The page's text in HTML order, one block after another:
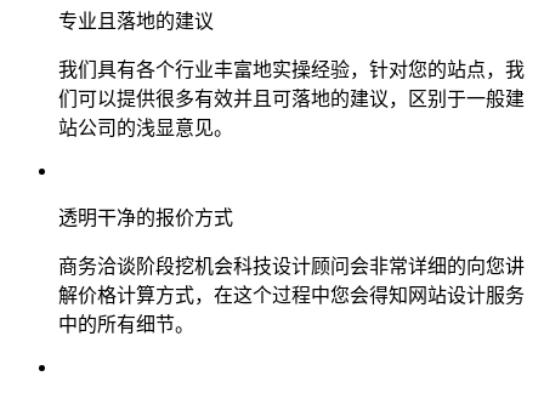
专业且落地的建议
我们具有各个行业丰富地实操经验，针对您的站点，我
们可以提供很多有效并且可落地的建议，区别于一般建
站公司的浅显意见。
透明干净的报价方式
商务洽谈阶段挖机会科技设计顾问会非常详细的向您讲
解价格计算方式，在这个过程中您会得知网站设计服务
中的所有细节。